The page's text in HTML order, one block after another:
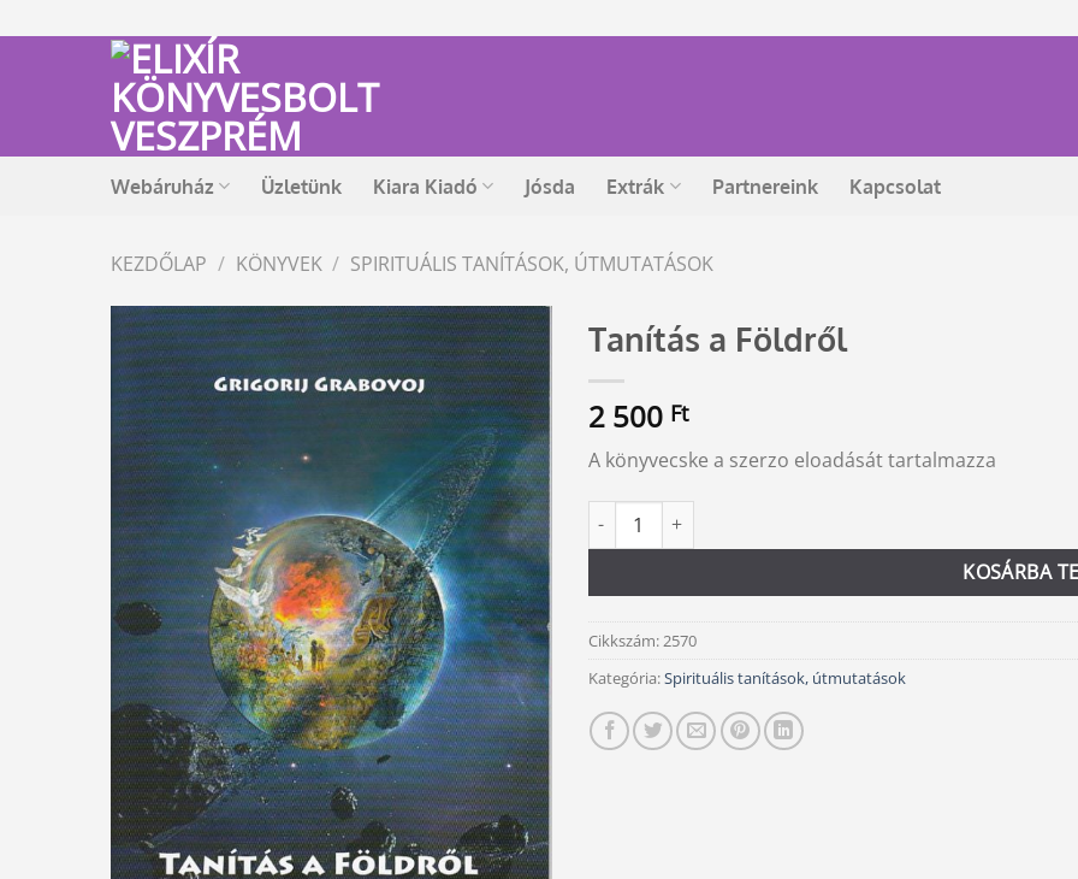
to
Webáruház Üzletünk Kiara Kiadó Jósda Extrák Partnereink Kapcsolat
KEZDŐLAP / KÖNYVEK / SPIRITUÁLIS TANÍTÁSOK, ÚTMUTATÁSOK
Tanítás a Földről
2 500 Ft
A könyvecske a szerzo eloadását tartalmazza
Tanítás a Földről mennyiség
KOSÁRBA
Alternative:
Cikkszám:2570
Kategória:Spirituális tanítások, útmutatások